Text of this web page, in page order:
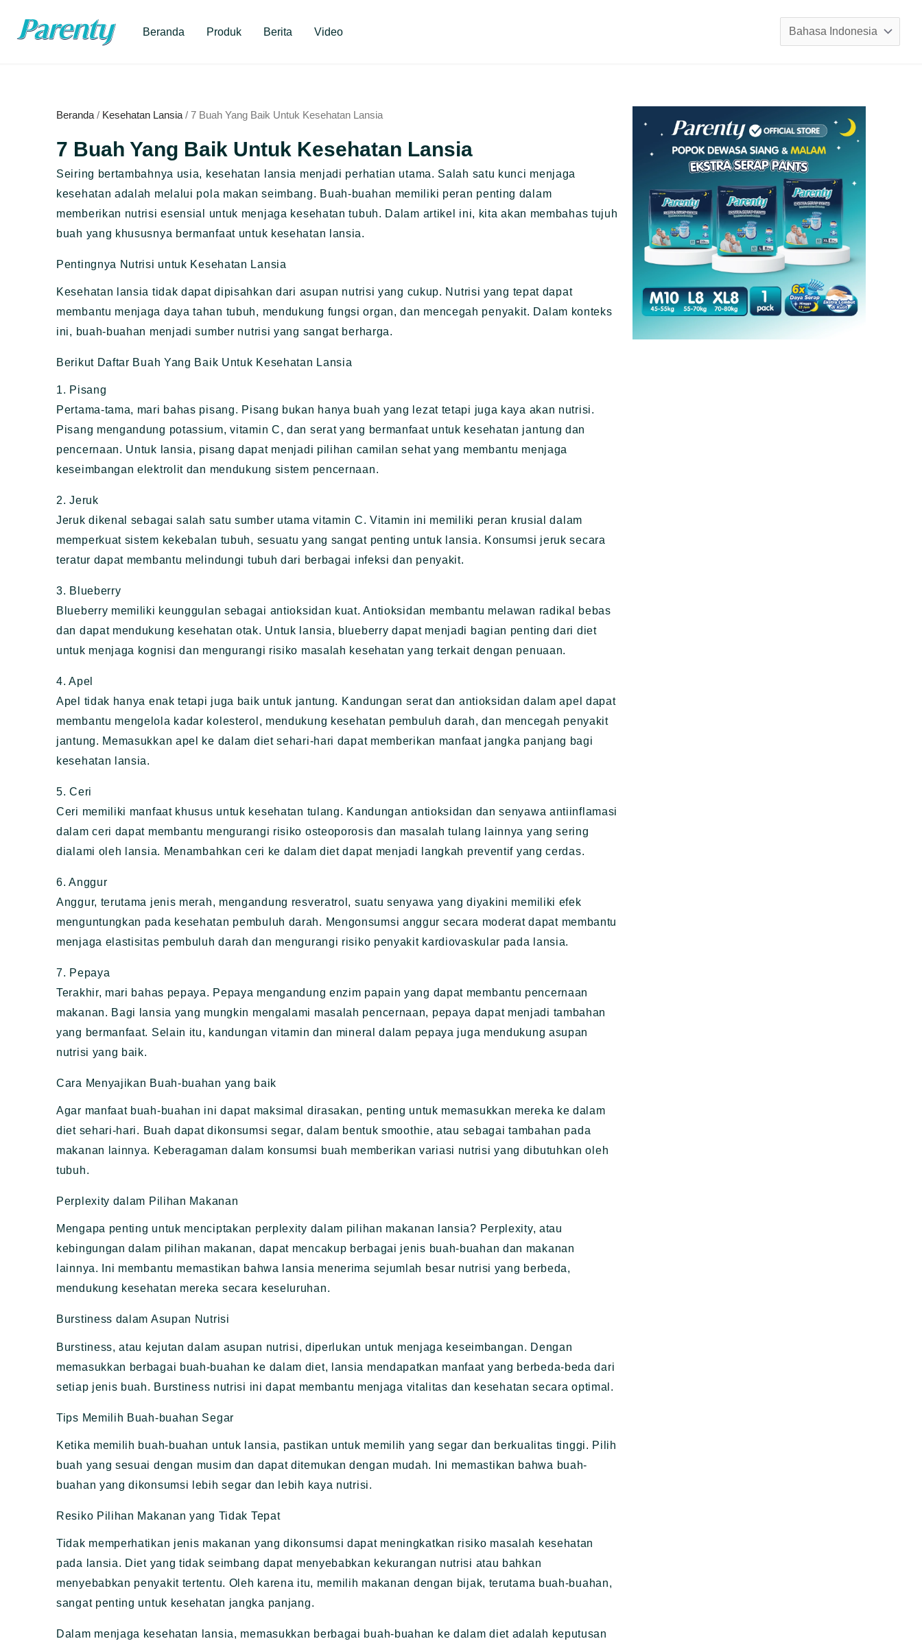
Beranda Produk Berita Video
sebuah
bahasa
Beranda / Kesehatan Lansia / 7 Buah Yang Baik Untuk Kesehatan Lansia
7 Buah Yang Baik Untuk Kesehatan Lansia
Seiring bertambahnya usia, kesehatan lansia menjadi perhatian utama. Salah satu kunci menjaga
kesehatan adalah melalui pola makan seimbang. Buah-buahan memiliki peran penting dalam
memberikan nutrisi esensial untuk menjaga kesehatan tubuh. Dalam artikel ini, kita akan membahas tujuh
buah yang khususnya bermanfaat untuk kesehatan lansia.
Pentingnya Nutrisi untuk Kesehatan Lansia
Kesehatan lansia tidak dapat dipisahkan dari asupan nutrisi yang cukup. Nutrisi yang tepat dapat
membantu menjaga daya tahan tubuh, mendukung fungsi organ, dan mencegah penyakit. Dalam konteks
ini, buah-buahan menjadi sumber nutrisi yang sangat berharga.
Berikut Daftar Buah Yang Baik Untuk Kesehatan Lansia
1. Pisang
Pertama-tama, mari bahas pisang. Pisang bukan hanya buah yang lezat tetapi juga kaya akan nutrisi.
Pisang mengandung potassium, vitamin C, dan serat yang bermanfaat untuk kesehatan jantung dan
pencernaan. Untuk lansia, pisang dapat menjadi pilihan camilan sehat yang membantu menjaga
keseimbangan elektrolit dan mendukung sistem pencernaan.
2. Jeruk
Jeruk dikenal sebagai salah satu sumber utama vitamin C. Vitamin ini memiliki peran krusial dalam
memperkuat sistem kekebalan tubuh, sesuatu yang sangat penting untuk lansia. Konsumsi jeruk secara
teratur dapat membantu melindungi tubuh dari berbagai infeksi dan penyakit.
3. Blueberry
Blueberry memiliki keunggulan sebagai antioksidan kuat. Antioksidan membantu melawan radikal bebas
dan dapat mendukung kesehatan otak. Untuk lansia, blueberry dapat menjadi bagian penting dari diet
untuk menjaga kognisi dan mengurangi risiko masalah kesehatan yang terkait dengan penuaan.
4. Apel
Apel tidak hanya enak tetapi juga baik untuk jantung. Kandungan serat dan antioksidan dalam apel dapat
membantu mengelola kadar kolesterol, mendukung kesehatan pembuluh darah, dan mencegah penyakit
jantung. Memasukkan apel ke dalam diet sehari-hari dapat memberikan manfaat jangka panjang bagi
kesehatan lansia.
5. Ceri
Ceri memiliki manfaat khusus untuk kesehatan tulang. Kandungan antioksidan dan senyawa antiinflamasi
dalam ceri dapat membantu mengurangi risiko osteoporosis dan masalah tulang lainnya yang sering
dialami oleh lansia. Menambahkan ceri ke dalam diet dapat menjadi langkah preventif yang cerdas.
6. Anggur
Anggur, terutama jenis merah, mengandung resveratrol, suatu senyawa yang diyakini memiliki efek
menguntungkan pada kesehatan pembuluh darah. Mengonsumsi anggur secara moderat dapat membantu
menjaga elastisitas pembuluh darah dan mengurangi risiko penyakit kardiovaskular pada lansia.
7. Pepaya
Terakhir, mari bahas pepaya. Pepaya mengandung enzim papain yang dapat membantu pencernaan
makanan. Bagi lansia yang mungkin mengalami masalah pencernaan, pepaya dapat menjadi tambahan
yang bermanfaat. Selain itu, kandungan vitamin dan mineral dalam pepaya juga mendukung asupan
nutrisi yang baik.
Cara Menyajikan Buah-buahan yang baik
Agar manfaat buah-buahan ini dapat maksimal dirasakan, penting untuk memasukkan mereka ke dalam
diet sehari-hari. Buah dapat dikonsumsi segar, dalam bentuk smoothie, atau sebagai tambahan pada
makanan lainnya. Keberagaman dalam konsumsi buah memberikan variasi nutrisi yang dibutuhkan oleh
tubuh.
Perplexity dalam Pilihan Makanan
Mengapa penting untuk menciptakan perplexity dalam pilihan makanan lansia? Perplexity, atau
kebingungan dalam pilihan makanan, dapat mencakup berbagai jenis buah-buahan dan makanan
lainnya. Ini membantu memastikan bahwa lansia menerima sejumlah besar nutrisi yang berbeda,
mendukung kesehatan mereka secara keseluruhan.
Burstiness dalam Asupan Nutrisi
Burstiness, atau kejutan dalam asupan nutrisi, diperlukan untuk menjaga keseimbangan. Dengan
memasukkan berbagai buah-buahan ke dalam diet, lansia mendapatkan manfaat yang berbeda-beda dari
setiap jenis buah. Burstiness nutrisi ini dapat membantu menjaga vitalitas dan kesehatan secara optimal.
Tips Memilih Buah-buahan Segar
Ketika memilih buah-buahan untuk lansia, pastikan untuk memilih yang segar dan berkualitas tinggi. Pilih
buah yang sesuai dengan musim dan dapat ditemukan dengan mudah. Ini memastikan bahwa buah-
buahan yang dikonsumsi lebih segar dan lebih kaya nutrisi.
Resiko Pilihan Makanan yang Tidak Tepat
Tidak memperhatikan jenis makanan yang dikonsumsi dapat meningkatkan risiko masalah kesehatan
pada lansia. Diet yang tidak seimbang dapat menyebabkan kekurangan nutrisi atau bahkan
menyebabkan penyakit tertentu. Oleh karena itu, memilih makanan dengan bijak, terutama buah-buahan,
sangat penting untuk kesehatan jangka panjang.
Dalam menjaga kesehatan lansia, memasukkan berbagai buah-buahan ke dalam diet adalah keputusan